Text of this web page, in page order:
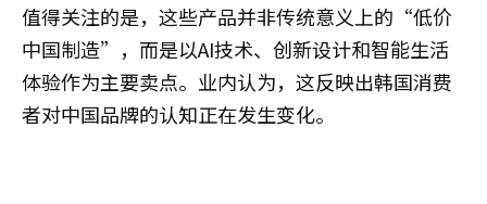
值得关注的是，这些产品并非传统意义上的“低价
中国制造”，而是以AI技术、创新设计和智能生活
体验作为主要卖点。业内认为，这反映出韩国消费
者对中国品牌的认知正在发生变化。